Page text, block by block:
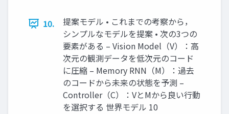
10.
提案モデル • これまでの考察から，
シンプルなモデルを提案 • 次の3つの
要素がある – Vision Model（V）：高
次元の観測データを低次元のコード
に圧縮 – Memory RNN（M）：過去
のコードから未来の状態を予測 –
Controller（C）：VとMから良い行動
を選択する 世界モデル 10